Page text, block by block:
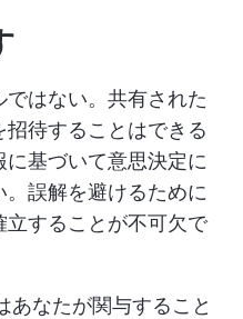
はない。共有された
待することはできる
基づいて意思決定に
誤解を避けるために
することが不可欠で
あなたが関与すること